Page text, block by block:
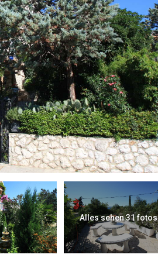
Alles sehen 31 fotos